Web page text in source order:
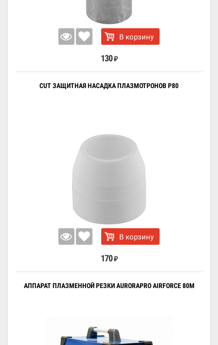
В корзину
130 ₽
CUT ЗАЩИТНАЯ НАСАДКА ПЛАЗМОТРОНОВ P80
В корзину
170 ₽
АППАРАТ ПЛАЗМЕННОЙ РЕЗКИ AURORAPRO AIRFORCE 80M